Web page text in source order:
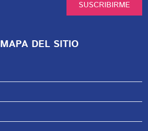
SUSCRIBIRME
MAPA DEL SITIO